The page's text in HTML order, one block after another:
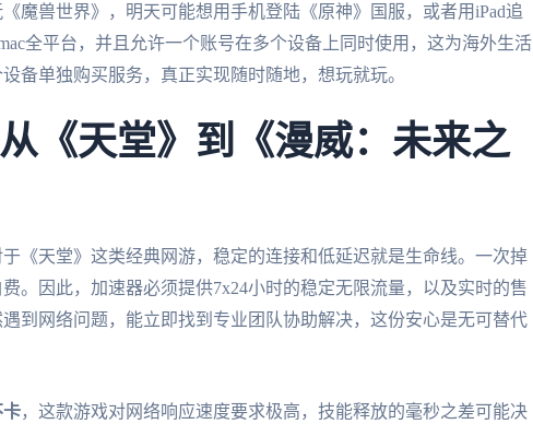
魔兽世界》，明天可能想用手机登陆《原神》国服，或者用iPad追
全平台，并且允许一个账号在多个设备上同时使用，这为海外生活
备单独购买服务，真正实现随时随地，想玩就玩。
《天堂》到《漫威：未来之
《天堂》这类经典网游，稳定的连接和低延迟就是生命线。一次掉
。因此，加速器必须提供7x24小时的稳定无限流量，以及实时的售
到网络问题，能立即找到专业团队协助解决，这份安心是无可替代
卡，这款游戏对网络响应速度要求极高，技能释放的毫秒之差可能决